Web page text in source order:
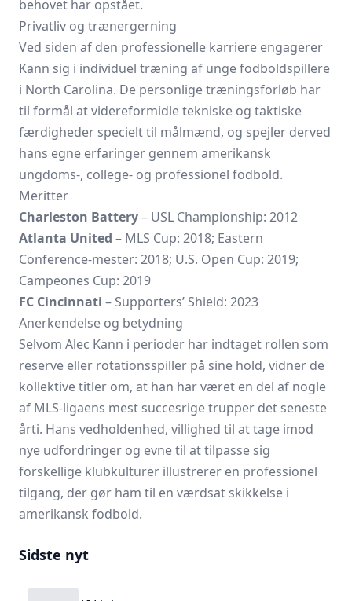
behovet har opstået.
Privatliv og trænergerning
Ved siden af den professionelle karriere engagerer
Kann sig i individuel træning af unge fodboldspillere
i North Carolina. De personlige træningsforløb har
til formål at videreformidle tekniske og taktiske
færdigheder specielt til målmænd, og spejler derved
hans egne erfaringer gennem amerikansk
ungdoms-, college- og professionel fodbold.
Meritter
Charleston Battery– USL Championship: 2012
Atlanta United – MLS Cup: 2018; Eastern
Conference-mester: 2018; U.S. Open Cup: 2019;
Campeones Cup: 2019
FC Cincinnati – Supporters’ Shield: 2023
Anerkendelse og betydning
Selvom Alec Kann i perioder har indtaget rollen som
reserve eller rotationsspiller på sine hold, vidner de
kollektive titler om, at han har været en del af nogle
af MLS-ligaens mest succesrige trupper det seneste
årti. Hans vedholdenhed, villighed til at tage imod
nye udfordringer og evne til at tilpasse sig
forskellige klubkulturer illustrerer en professionel
tilgang, der gør ham til en værdsat skikkelse i
amerikansk fodbold.
Sidste nyt